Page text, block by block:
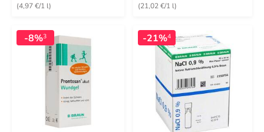
(4,97 €/1 l) (21,02 €/1 l)
-8%3 -21%4